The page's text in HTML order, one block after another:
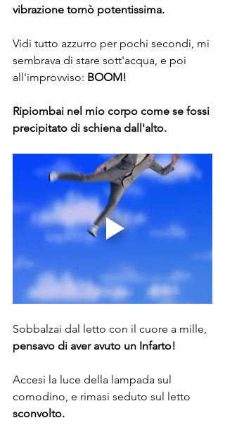
vibrazione tornò potentissima.
Vidi tutto azzurro per pochi secondi, mi
sembrava di stare sott'acqua, e poi
all'improvviso: BOOM!
Ripiombai nel mio corpo come se fossi
precipitato di schiena dall'alto.
Sobbalzai dal letto con il cuore a mille,
pensavo di aver avuto un Infarto!
Accesi la luce della lampada sul
comodino, e rimasi seduto sul letto
sconvolto.